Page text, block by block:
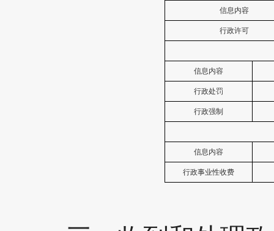
信息内容
行政许可
信息内容
行政处罚
行政强制
信息内容
行政事业性收费